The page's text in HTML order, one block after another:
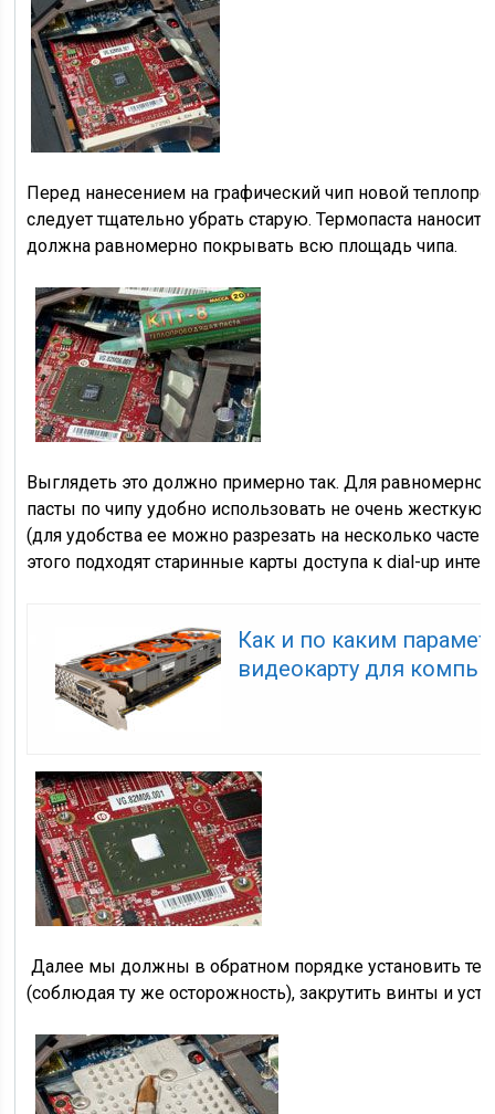
Перед нанесением на графический чип новой
следует тщательно убрать старую. Термопаста
должна равномерно покрывать всю площадь чипа.
Выглядеть это должно примерно так. Для
пасты по чипу удобно использовать не очень жесткую
(для удобства ее можно разрезать на несколько
этого подходят старинные карты доступа к dial-up
Как и по каким
видеокарту для
Далее мы должны в обратном порядке установить
(соблюдая ту же осторожность), закрутить винты и